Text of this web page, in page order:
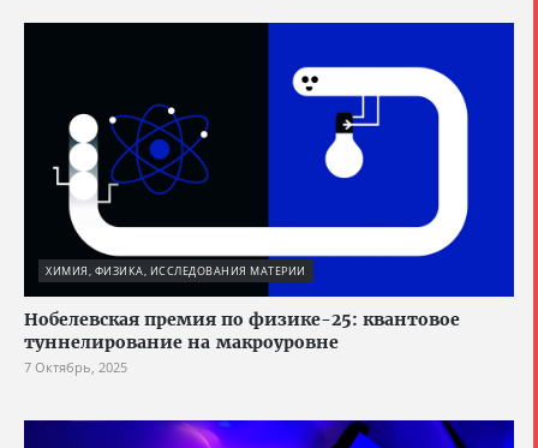
ХИМИЯ, ФИЗИКА, ИССЛЕДОВАНИЯ МАТЕРИИ
Нобелевская премия по физике-25: квантовое
туннелирование на макроуровне
7 Октябрь, 2025